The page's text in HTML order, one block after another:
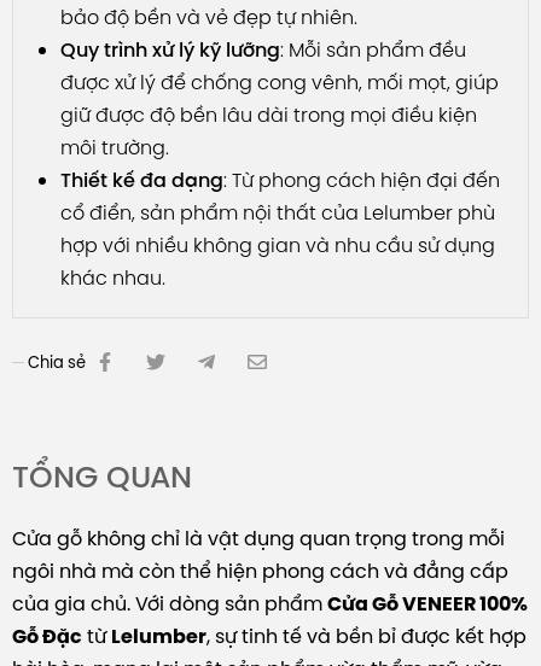
bảo độ bền và vẻ đẹp tự nhiên.
Quy trình xử lý kỹ lưỡng: Mỗi sản phẩm đều
được xử lý để chống cong vênh, mối mọt, giúp
giữ được độ bền lâu dài trong mọi điều kiện
môi trường.
Thiết kế đa dạng: Từ phong cách hiện đại đến
cổ điển, sản phẩm nội thất của Lelumber phù
hợp với nhiều không gian và nhu cầu sử dụng
khác nhau.
Chia sẻ
TỔNG QUAN
Cửa gỗ không chỉ là vật dụng quan trọng trong mỗi
ngôi nhà mà còn thể hiện phong cách và đẳng cấp
của gia chủ. Với dòng sản phẩmCửa Gỗ VENEER 100%
Gỗ Đặc từLelumber, sự tinh tế và bền bỉ được kết hợp